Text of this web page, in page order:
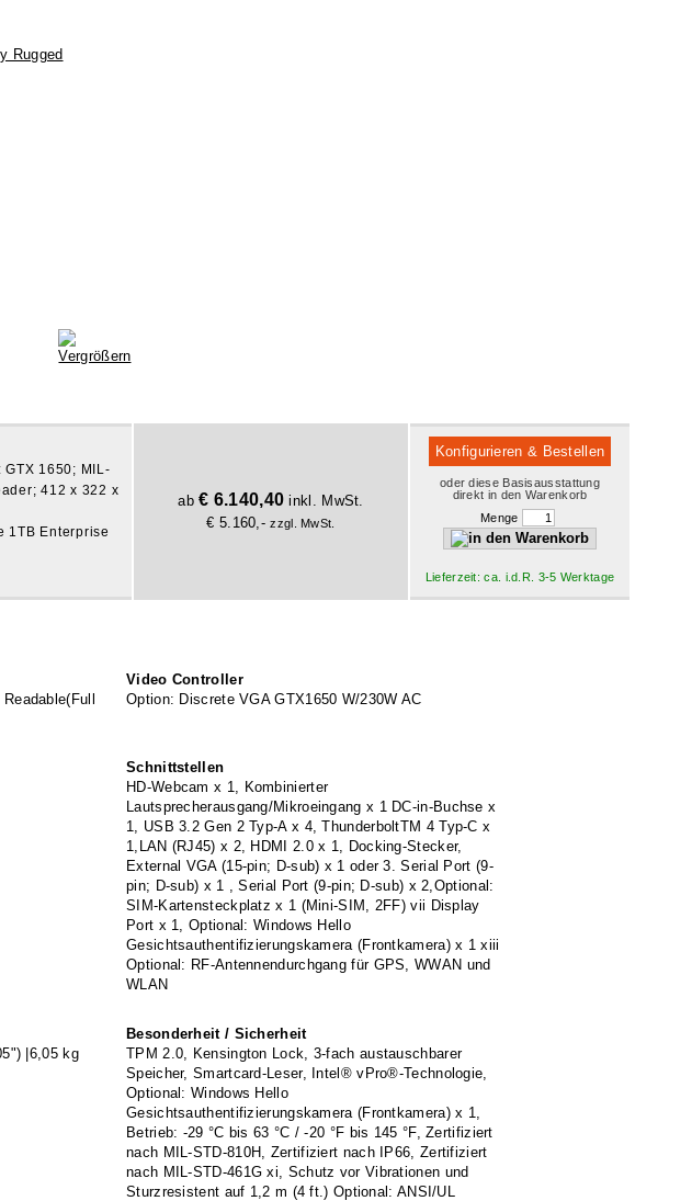
1650; MIL-
412 x 322 x
1TB Enterprise
ab€ 6.140,40 inkl. MwSt.
€ 5.160,-zzgl. MwSt.
Konfigurieren & Bestellen
oder diese Basisausstattung
direkt in den Warenkorb
Menge
Lieferzeit: ca. i.d.R. 3-5 Werktage
Video Controller
Option: Discrete VGA GTX1650 W/230W AC
Schnittstellen
HD-Webcam x 1, Kombinierter
Lautsprecherausgang/Mikroeingang x 1 DC-in-Buchse x
1, USB 3.2 Gen 2 Typ-A x 4, ThunderboltTM 4 Typ-C x
1,LAN (RJ45) x 2, HDMI 2.0 x 1, Docking-Stecker,
External VGA (15-pin; D-sub) x 1 oder 3. Serial Port (9-
pin; D-sub) x 1 , Serial Port (9-pin; D-sub) x 2,Optional:
SIM-Kartensteckplatz x 1 (Mini-SIM, 2FF) vii Display
Port x 1, Optional: Windows Hello
Gesichtsauthentifizierungskamera (Frontkamera) x 1 xiii
Optional: RF-Antennendurchgang für GPS, WWAN und
WLAN
|6,05 kg
Besonderheit / Sicherheit
TPM 2.0, Kensington Lock, 3-fach austauschbarer
Speicher, Smartcard-Leser, Intel® vPro®-Technologie,
Optional: Windows Hello
Gesichtsauthentifizierungskamera (Frontkamera) x 1,
Betrieb: -29 °C bis 63 °C / -20 °F bis 145 °F, Zertifiziert
nach MIL-STD-810H, Zertifiziert nach IP66, Zertifiziert
nach MIL-STD-461G xi, Schutz vor Vibrationen und
Sturzresistent auf 1,2 m (4 ft.) Optional: ANSI/UL